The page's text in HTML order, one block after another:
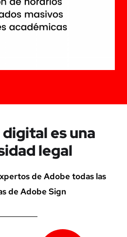
es una
legal
de Adobe todas las
de Adobe Sign